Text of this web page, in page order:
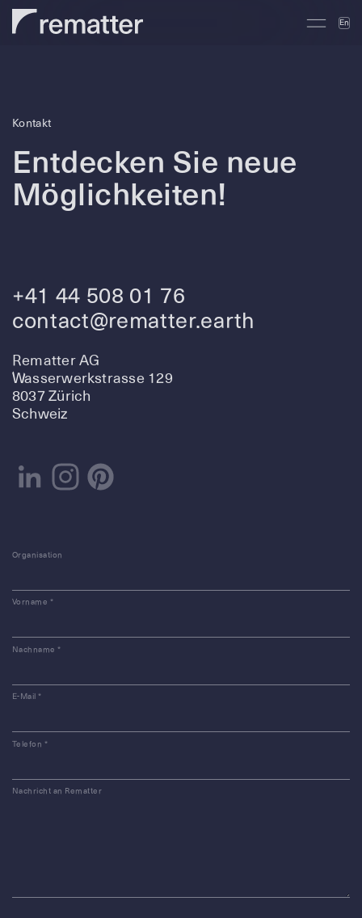
En
Kontakt
Entdecken Sie neue
Möglichkeiten!
Rematter AG
Wasserwerkstrasse 129
8037 Zürich
Schweiz
+41 44 508 01 76
contact@rematter.earth
Organisation
Vorname *
Nachname*
E-Mail*
Telefon *
Nachricht an Rematter